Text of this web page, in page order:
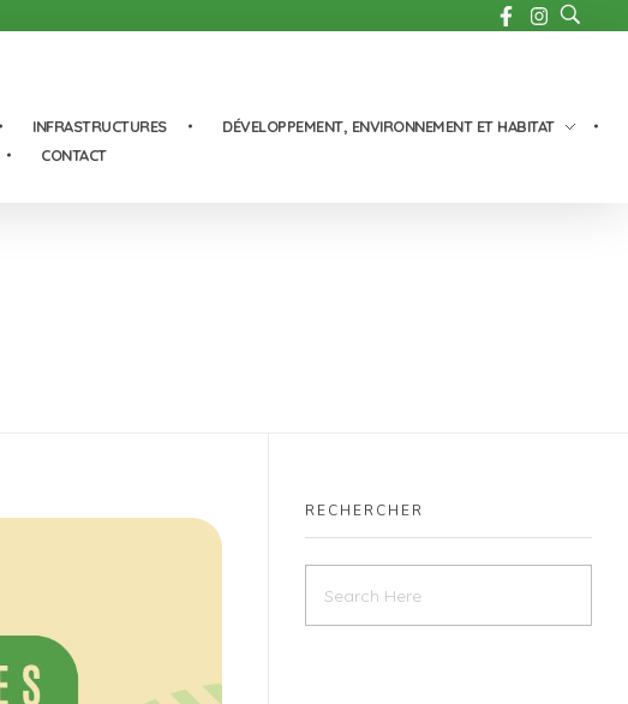
INFRASTRUCTURES
DÉVELOPPEMENT, ENVIRONNEMENT ET HABITAT
CONTACT
RECHERCHER